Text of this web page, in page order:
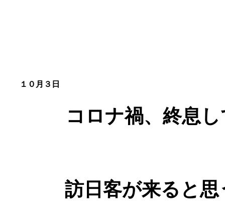
１０月３日
コロナ禍、終息
訪日客が来ると